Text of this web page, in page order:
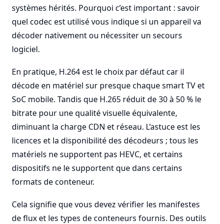
systèmes hérités. Pourquoi c’est important : savoir
quel codec est utilisé vous indique si un appareil va
décoder nativement ou nécessiter un secours
logiciel.
En pratique, H.264 est le choix par défaut car il
décode en matériel sur presque chaque smart TV et
SoC mobile. Tandis que H.265 réduit de 30 à 50 % le
bitrate pour une qualité visuelle équivalente,
diminuant la charge CDN et réseau. L’astuce est les
licences et la disponibilité des décodeurs ; tous les
matériels ne supportent pas HEVC, et certains
dispositifs ne le supportent que dans certains
formats de conteneur.
Cela signifie que vous devez vérifier les manifestes
de flux et les types de conteneurs fournis. Des outils